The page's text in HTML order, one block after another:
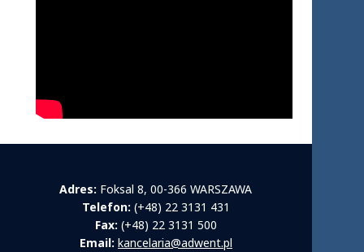
Adres: Foksal 8, 00-366 WARSZAWA
Telefon: (+48) 22 3131 431
Fax: (+48) 22 3131 500
Email: kancelaria@adwent.pl